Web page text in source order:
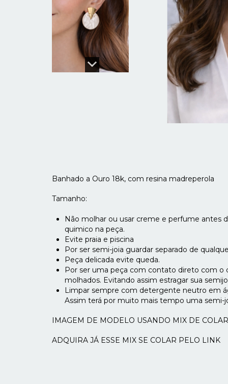
Banhado a Ouro 18k, com resina madreperola
Tamanho:
Não molhar ou usar creme e perfume antes
quimico na peça.
Evite praia e piscina
Por ser semi-joia guardar separado de
Peça delicada evite queda.
Por ser uma peça com contato direto com o
molhados. Evitando assim estragar sua
Limpar sempre com detergente neutro em
Assim terá por muito mais tempo uma semi-
IMAGEM DE MODELO USANDO MIX DE
ADQUIRA JÁ ESSE MIX SE COLAR PELO LINK